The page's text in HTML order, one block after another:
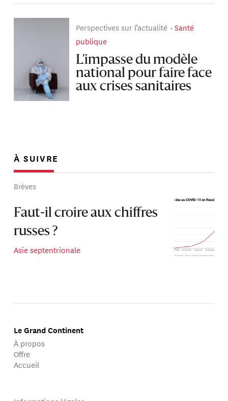
Perspectives sur l’actualité
Santé
publique
L’impasse du modèle
national pour faire face
aux crises sanitaires
À SUIVRE
Brèves
Faut-il croire aux chiffres
russes ?
Asie septentrionale
Le Grand Continent
À propos
Offre
Accueil